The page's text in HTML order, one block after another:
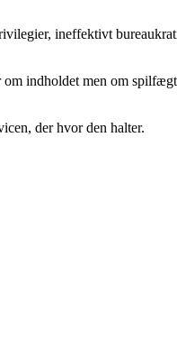
ineffektivt
om indholdet men om
der hvor den halter.